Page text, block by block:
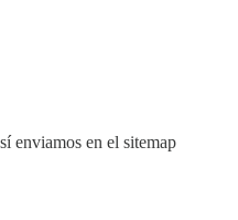
enviamos en el sitemap